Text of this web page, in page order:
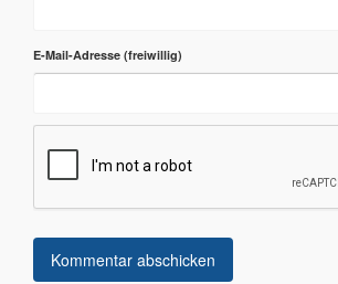
E-Mail-Adresse